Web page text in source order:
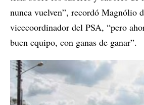
nunca vuelven”, recordó Magnólio
vicecoordinador del PSA, “pero
buen equipo, con ganas de ganar”.